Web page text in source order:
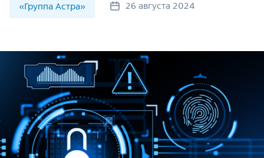
«Группа Астра» 26 августа 2024